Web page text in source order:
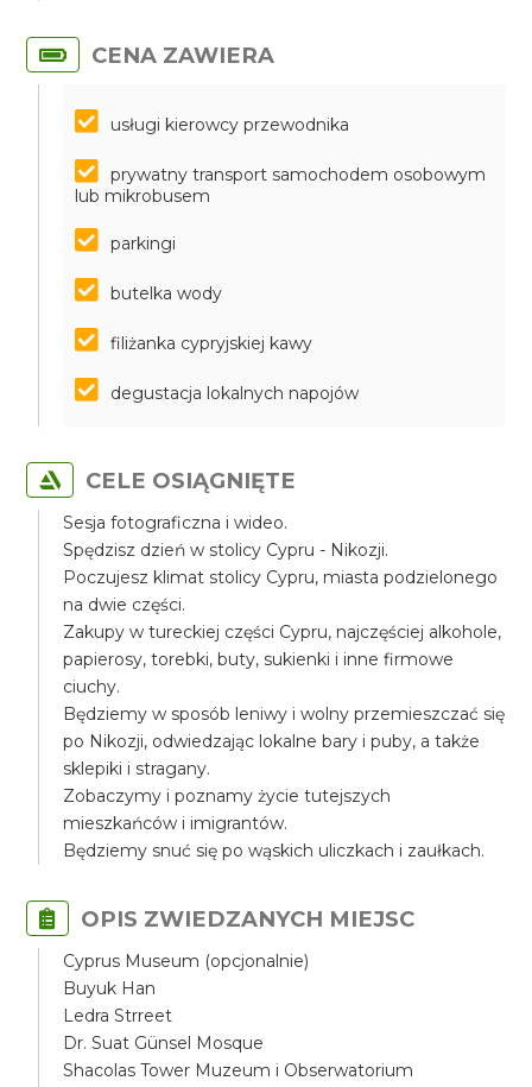
CENA ZAWIERA
usługi kierowcy przewodnika
prywatny transport samochodem osobowym
lub mikrobusem
parkingi
butelka wody
filiżanka cypryjskiej kawy
degustacja lokalnych napojów
CELE OSIĄGNIĘTE
Sesja fotograficzna i wideo.
Spędzisz dzień w stolicy Cypru - Nikozji.
Poczujesz klimat stolicy Cypru, miasta podzielonego
na dwie części.
Zakupy w tureckiej części Cypru, najczęściej alkohole,
papierosy, torebki, buty, sukienki i inne firmowe
ciuchy.
Będziemy w sposób leniwy i wolny przemieszczać się
po Nikozji, odwiedzając lokalne bary i puby, a także
sklepiki i stragany.
Zobaczymy i poznamy życie tutejszych
mieszkańców i imigrantów.
Będziemy snuć się po wąskich uliczkach i zaułkach.
OPIS ZWIEDZANYCH MIEJSC
Cyprus Museum (opcjonalnie)
Buyuk Han
Ledra Strreet
Dr. Suat Günsel Mosque
Shacolas Tower Muzeum i Obserwatorium